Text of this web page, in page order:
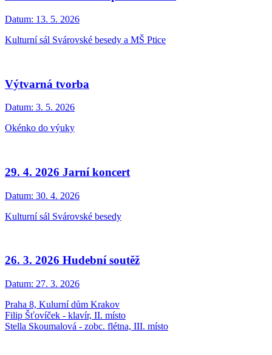
Datum: 13. 5. 2026
Kulturní sál Svárovské besedy a MŠ Ptice
Výtvarná tvorba
Datum: 3. 5. 2026
Okénko do výuky
29. 4. 2026 Jarní koncert
Datum: 30. 4. 2026
Kulturní sál Svárovské besedy
26. 3. 2026 Hudební soutěž
Datum: 27. 3. 2026
Praha 8, Kulurní dům Krakov
Filip Šťovíček - klavír, II. místo
Stella Skoumalová - zobc. flétna, III. místo